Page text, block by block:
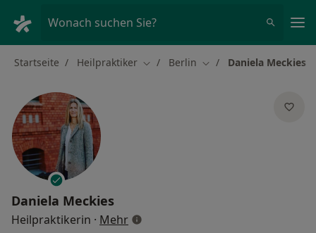
Wonach suchen Sie?
Startseite Heilpraktiker Stadt ändern
Berlin Stadt ändern
Daniela Meckies
Daniela Meckies
Heilpraktikerin · Mehrüber Spezialisierungen